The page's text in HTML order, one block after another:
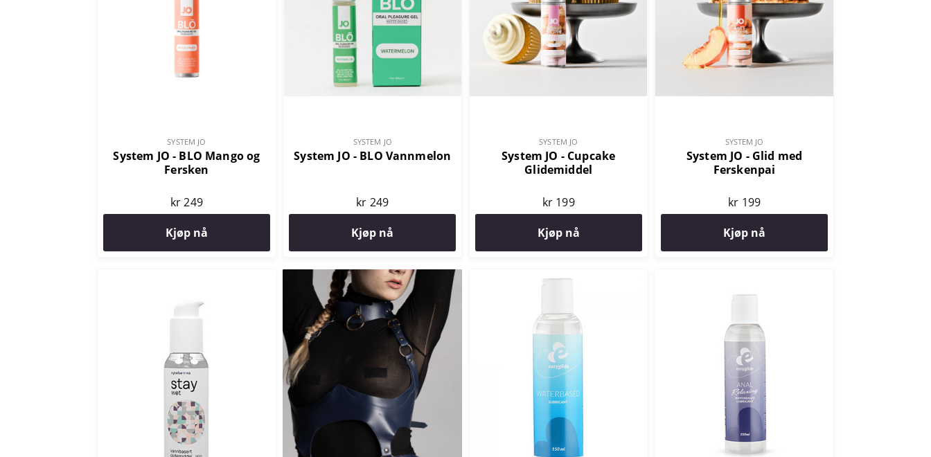
SYSTEM JO
System JO - BLO Mango og
Fersken
kr 249
Kjøp nå
SYSTEM JO
System JO - BLO Vannmelon
kr 249
Kjøp nå
SYSTEM JO
System JO - Cupcake
Glidemiddel
kr 199
Kjøp nå
SYSTEM JO
System JO - Glid med
Ferskenpai
kr 199
Kjøp nå